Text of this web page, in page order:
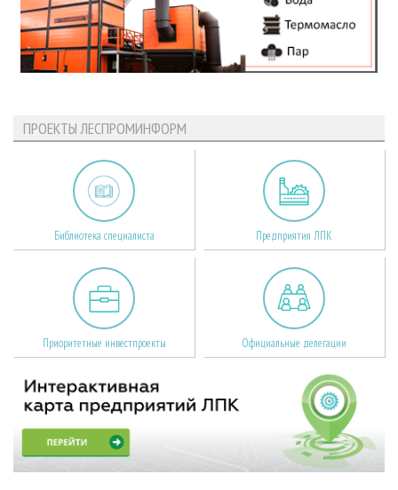
ПРОЕКТЫ ЛЕСПРОМИНФОРМ
Библиотека специалиста Предприятия ЛПК
Приоритетные инвестпроекты Официальные делегации